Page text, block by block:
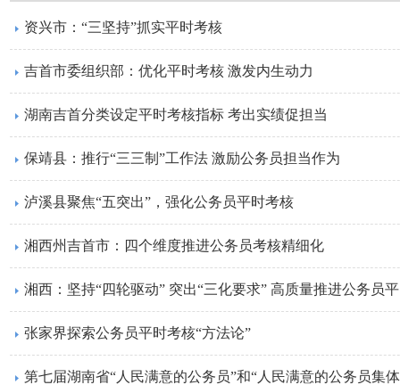
​资兴市：“三坚持”抓实平时考核
吉首市委组织部：优化平时考核 激发内生动力
湖南吉首分类设定平时考核指标 考出实绩促担当
保靖县：推行“三三制”工作法 激励公务员担当作为
泸溪县聚焦“五突出”，强化公务员平时考核
湘西州吉首市：四个维度推进公务员考核精细化
湘西：坚持“四轮驱动” 突出“三化要求” 高质量推进公务员
张家界探索公务员平时考核“方法论”
第七届湖南省“人民满意的公务员”和“人民满意的公务员集